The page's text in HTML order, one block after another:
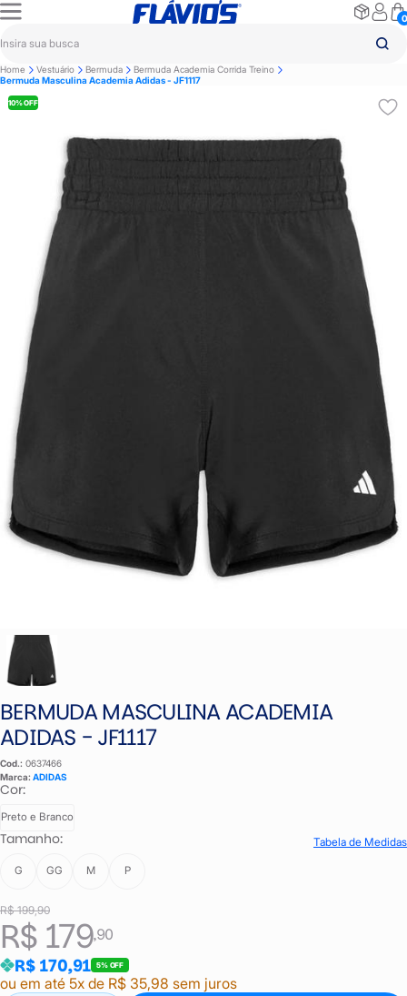
0
Home Vestuário Bermuda
Bermuda Academia Corrida Treino
Bermuda Masculina Academia Adidas - JF1117
10% OFF
BERMUDA MASCULINA ACADEMIA
ADIDAS - JF1117
Cod.: 0637466
Marca: ADIDAS
R$ 199,90
R$ 179,90
R$ 170,91 5% OFF
ou em até 5x de R$ 35,98 sem juros
Cor:
Preto e Branco
Tamanho: Tabela de Medidas
G GG M P